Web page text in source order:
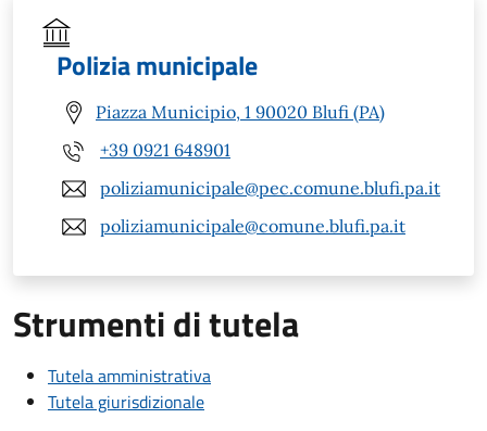
Polizia municipale
Piazza Municipio, 1 90020 Blufi (PA)
+39 0921 648901
poliziamunicipale@pec.comune.blufi.pa.it
poliziamunicipale@comune.blufi.pa.it
Strumenti di tutela
Tutela amministrativa
Tutela giurisdizionale